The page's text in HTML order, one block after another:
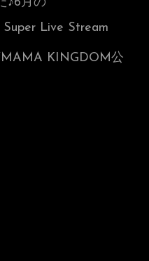
Live Stream
KINGDOM公